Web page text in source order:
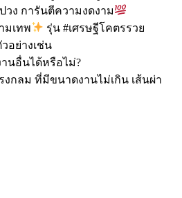
วง การันตีความงดงาม
มเทพ
รุ่น #เศรษฐีโคตรรวย
อย่างเช่น
นอื่นได้หรือไม่?
กลม ที่มีขนาดงานไม่เกิน เส้นผ่า